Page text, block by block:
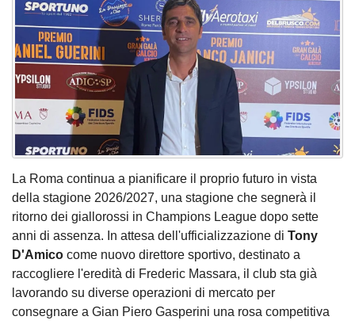
La Roma continua a pianificare il proprio futuro in vista
della stagione 2026/2027, una stagione che segnerà il
ritorno dei giallorossi in Champions League dopo sette
anni di assenza. In attesa dell'ufficializzazione di Tony
D'Amico come nuovo direttore sportivo, destinato a
raccogliere l'eredità di Frederic Massara, il club sta già
lavorando su diverse operazioni di mercato per
consegnare a Gian Piero Gasperini una rosa competitiva